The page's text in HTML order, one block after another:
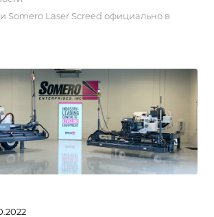
Somero Laser Screed официально в